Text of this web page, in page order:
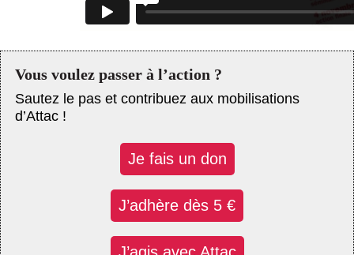
Vous voulez passer à l’action ?
Sautez le pas et contribuez aux mobilisations
d’Attac !
Je fais un don
J’adhère dès 5 €